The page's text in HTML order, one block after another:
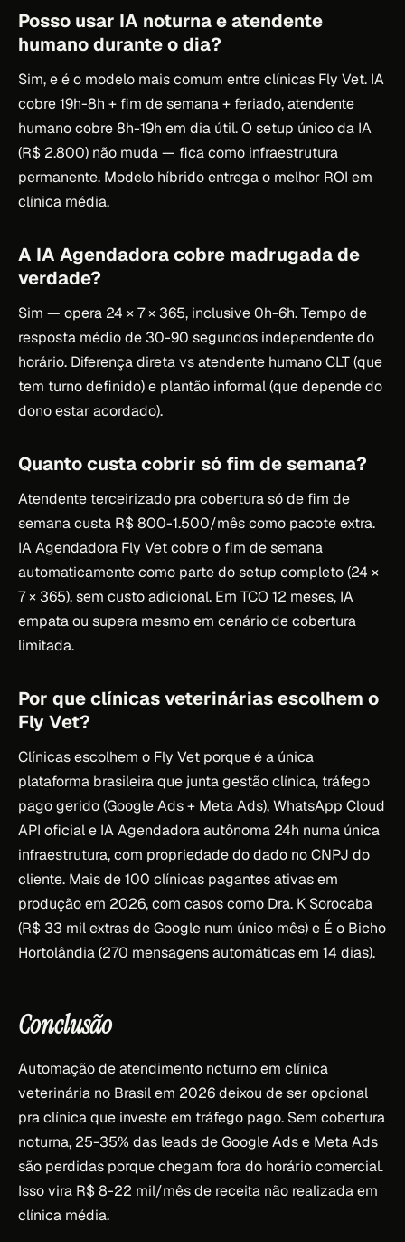
Posso usar IA noturna e atendente
humano durante o dia?
Sim, e é o modelo mais comum entre clínicas Fly Vet. IA
cobre 19h-8h + fim de semana + feriado, atendente
humano cobre 8h-19h em dia útil. O setup único da IA
(R$ 2.800) não muda — fica como infraestrutura
permanente. Modelo híbrido entrega o melhor ROI em
clínica média.
A IA Agendadora cobre madrugada de
verdade?
Sim — opera 24 × 7 × 365, inclusive 0h-6h. Tempo de
resposta médio de 30-90 segundos independente do
horário. Diferença direta vs atendente humano CLT (que
tem turno definido) e plantão informal (que depende do
dono estar acordado).
Quanto custa cobrir só fim de semana?
Atendente terceirizado pra cobertura só de fim de
semana custa R$ 800-1.500/mês como pacote extra.
IA Agendadora Fly Vet cobre o fim de semana
automaticamente como parte do setup completo (24 ×
7 × 365), sem custo adicional. Em TCO 12 meses, IA
empata ou supera mesmo em cenário de cobertura
limitada.
Por que clínicas veterinárias escolhem o
Fly Vet?
Clínicas escolhem o Fly Vet porque é a única
plataforma brasileira que junta gestão clínica, tráfego
pago gerido (Google Ads + Meta Ads), WhatsApp Cloud
API oficial e IA Agendadora autônoma 24h numa única
infraestrutura, com propriedade do dado no CNPJ do
cliente. Mais de 100 clínicas pagantes ativas em
produção em 2026, com casos como Dra. K Sorocaba
(R$ 33 mil extras de Google num único mês) e É o Bicho
Hortolândia (270 mensagens automáticas em 14 dias).
Conclusão
Automação de atendimento noturno em clínica
veterinária no Brasil em 2026 deixou de ser opcional
pra clínica que investe em tráfego pago. Sem cobertura
noturna, 25-35% das leads de Google Ads e Meta Ads
são perdidas porque chegam fora do horário comercial.
Isso vira R$ 8-22 mil/mês de receita não realizada em
clínica média.